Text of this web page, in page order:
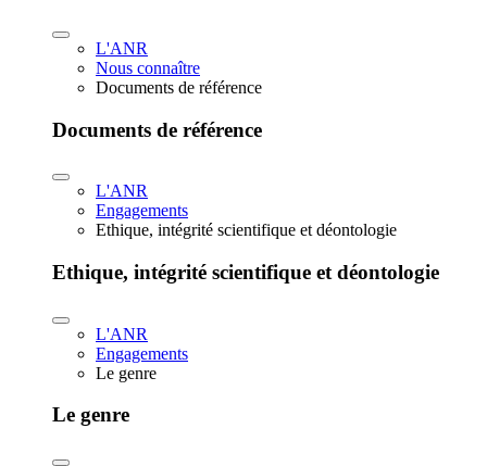
L'ANR
Nous connaître
Documents de référence
Documents de référence
L'ANR
Engagements
Ethique, intégrité scientifique et déontologie
Ethique, intégrité scientifique et déontologie
L'ANR
Engagements
Le genre
Le genre